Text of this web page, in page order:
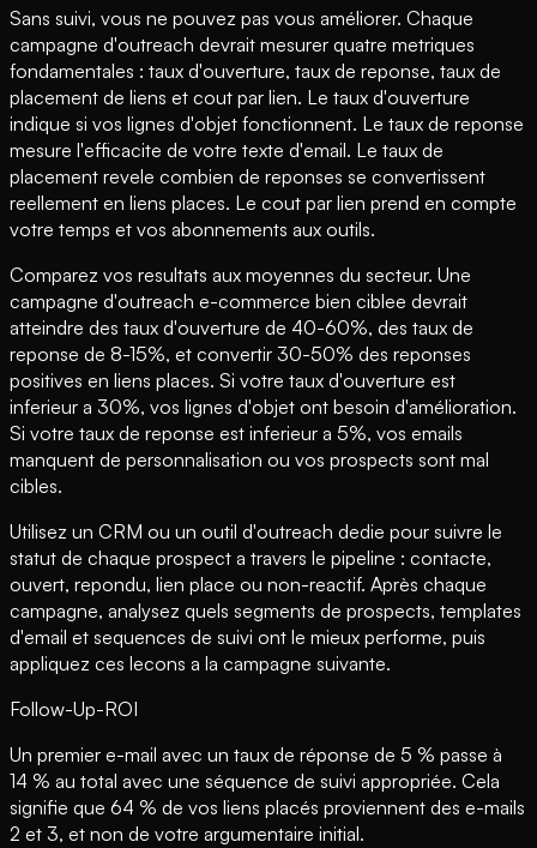
Sans suivi, vous ne pouvez pas vous améliorer. Chaque
campagne d'outreach devrait mesurer quatre metriques
fondamentales : taux d'ouverture, taux de reponse, taux de
placement de liens et cout par lien. Le taux d'ouverture
indique si vos lignes d'objet fonctionnent. Le taux de reponse
mesure l'efficacite de votre texte d'email. Le taux de
placement revele combien de reponses se convertissent
reellement en liens places. Le cout par lien prend en compte
votre temps et vos abonnements aux outils.
Comparez vos resultats aux moyennes du secteur. Une
campagne d'outreach e-commerce bien ciblee devrait
atteindre des taux d'ouverture de 40-60%, des taux de
reponse de 8-15%, et convertir 30-50% des reponses
positives en liens places. Si votre taux d'ouverture est
inferieur a 30%, vos lignes d'objet ont besoin d'amélioration.
Si votre taux de reponse est inferieur a 5%, vos emails
manquent de personnalisation ou vos prospects sont mal
cibles.
Utilisez un CRM ou un outil d'outreach dedie pour suivre le
statut de chaque prospect a travers le pipeline : contacte,
ouvert, repondu, lien place ou non-reactif. Après chaque
campagne, analysez quels segments de prospects, templates
d'email et sequences de suivi ont le mieux performe, puis
appliquez ces lecons a la campagne suivante.
Follow-Up-ROI
Un premier e-mail avec un taux de réponse de 5 % passe à
14 % au total avec une séquence de suivi appropriée. Cela
signifie que 64 % de vos liens placés proviennent des e-mails
2 et 3, et non de votre argumentaire initial.